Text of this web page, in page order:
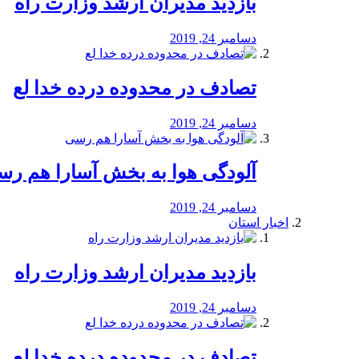
دسامبر 24, 2019
تصادف در محدوده درده خدا لع
دسامبر 24, 2019
آلودگی هوا به بخش آسارا هم
دسامبر 24, 2019
اخبار استان
بازدید مدیران ارشد وزارت راه
دسامبر 24, 2019